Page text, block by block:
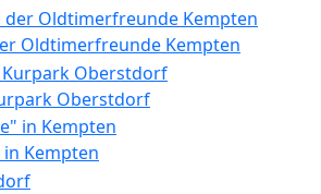
Oldtimerfreunde Kempten
Oberstdorf
in Kempten